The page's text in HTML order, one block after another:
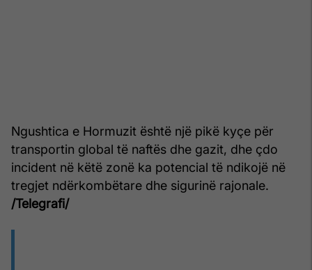
Ngushtica e Hormuzit është një pikë kyçe për
transportin global të naftës dhe gazit, dhe çdo
incident në këtë zonë ka potencial të ndikojë në
tregjet ndërkombëtare dhe sigurinë rajonale.
/Telegrafi/